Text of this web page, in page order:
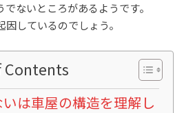
ないところがあるようです。
しているのでしょう。
Contents
は車屋の構造を理解し